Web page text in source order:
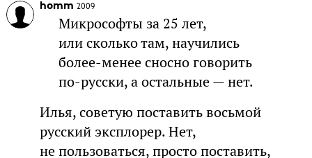
homm 2009
Микрософты за 25 лет,
или сколько там, научились
более-менее сносно говорить
по-русски, а остальные — нет.
Илья, советую поставить восьмой
русский эксплорер. Нет,
не пользоваться, просто поставить,